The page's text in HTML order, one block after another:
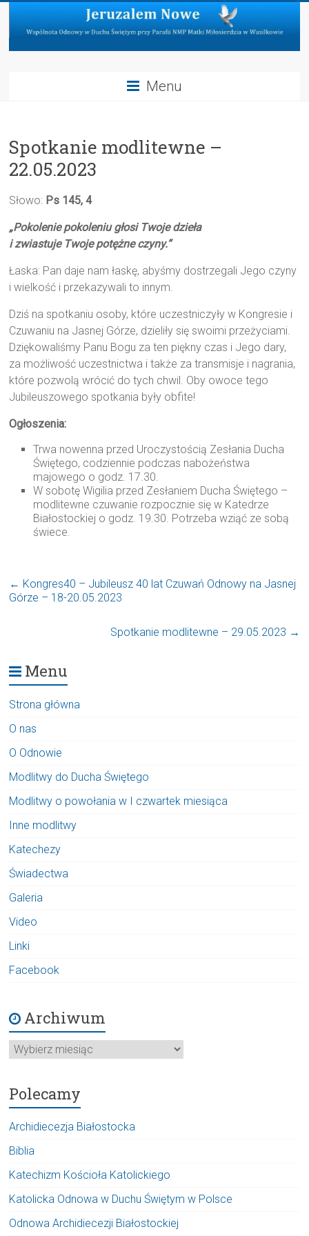
Skip
content
Jeruzalem
Odnowy
Duchu
Świętym
przy
Parafii
NMP
Miłosierdzia
w
Wasilkowie
Menu
Spotkanie modlitewne –
22.05.2023
Słowo: Ps 145, 4
„Pokolenie pokoleniu głosi Twoje dzieła
i zwiastuje Twoje potężne czyny.”
Łaska: Pan daje nam łaskę, abyśmy dostrzegali Jego czyny
i wielkość i przekazywali to innym.
Dziś na spotkaniu osoby, które uczestniczyły w Kongresie i
Czuwaniu na Jasnej Górze, dzieliły się swoimi przeżyciami.
Dziękowaliśmy Panu Bogu za ten piękny czas i Jego dary,
za możliwość uczestnictwa i także za transmisje i nagrania,
które pozwolą wrócić do tych chwil. Oby owoce tego
Jubileuszowego spotkania były obfite!
Ogłoszenia:
Trwa nowenna przed Uroczystością Zesłania Ducha
Świętego, codziennie podczas nabożeństwa
majowego o godz. 17.30.
W sobotę Wigilia przed Zesłaniem Ducha Świętego –
modlitewne czuwanie rozpocznie się w Katedrze
Białostockiej o godz. 19.30. Potrzeba wziąć ze sobą
świece.
← Kongres40 – Jubileusz 40 lat Czuwań Odnowy na Jasnej
Górze – 18-20.05.2023
Spotkanie modlitewne – 29.05.2023 →
Menu
Strona główna
O nas
O Odnowie
Modlitwy do Ducha Świętego
Modlitwy o powołania w I czwartek miesiąca
Inne modlitwy
Katechezy
Świadectwa
Galeria
Video
Linki
Facebook
Archiwum
Archiwum
Polecamy
Archidiecezja Białostocka
Biblia
Katechizm Kościoła Katolickiego
Katolicka Odnowa w Duchu Świętym w Polsce
Odnowa Archidiecezji Białostockiej